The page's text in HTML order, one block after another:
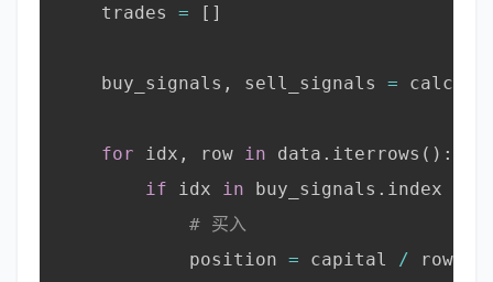
    trades
= [ ]
    buy_signals
, sell_signals =
for idx , row in data . iterrows ( ) :
if idx in buy_signals . index
# 买入
            position
= capital / row